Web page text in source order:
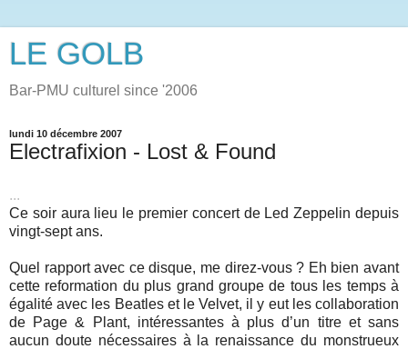
LE GOLB
Bar-PMU culturel since '2006
lundi 10 décembre 2007
Electrafixion - Lost & Found
...
Ce soir aura lieu le premier concert de Led Zeppelin depuis
vingt-sept ans.
Quel rapport avec ce disque, me direz-vous ? Eh bien avant
cette reformation du plus grand groupe de tous les temps à
égalité avec les Beatles et le Velvet, il y eut les collaboration
de Page & Plant, intéressantes à plus d’un titre et sans
aucun doute nécessaires à la renaissance du monstrueux